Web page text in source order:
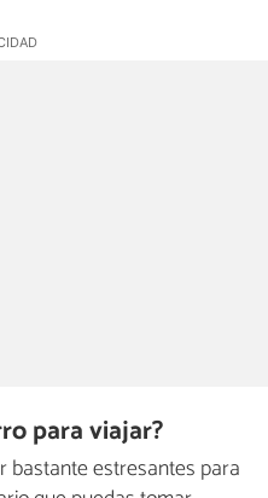
para viajar?
bastante estresantes para